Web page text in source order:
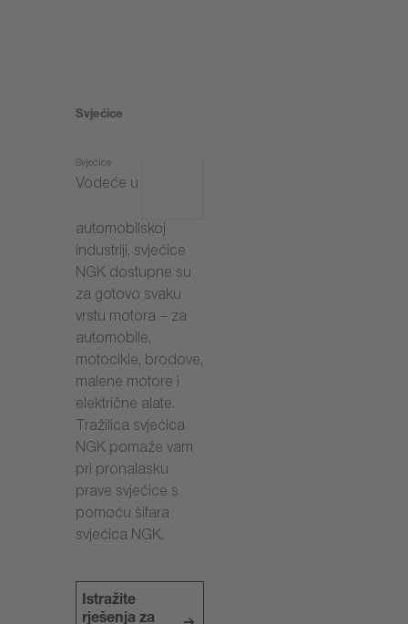
Svjećice
Svjećice
Vodeće u
automobilskoj
industriji, svjećice
NGK dostupne su
za gotovo svaku
vrstu motora – za
automobile,
motocikle, brodove,
malene motore i
električne alate.
Tražilica svjećica
NGK pomaže vam
pri pronalasku
prave svjećice s
pomoću šifara
svjećica NGK.
Istražite
rješenja za